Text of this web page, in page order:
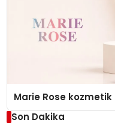
Marie Rose
Son Dakika